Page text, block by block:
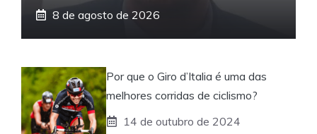
8 de agosto de 2026
Por que o Giro d’Italia é uma das
melhores corridas de ciclismo?
14 de outubro de 2024